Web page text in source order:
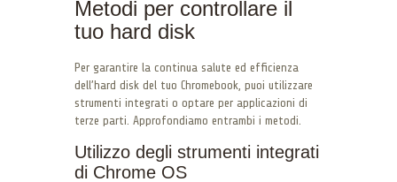
Metodi per controllare il
tuo hard disk
Per garantire la continua salute ed efficienza
dell’hard disk del tuo Chromebook, puoi utilizzare
strumenti integrati o optare per applicazioni di
terze parti. Approfondiamo entrambi i metodi.
Utilizzo degli strumenti integrati
di Chrome OS